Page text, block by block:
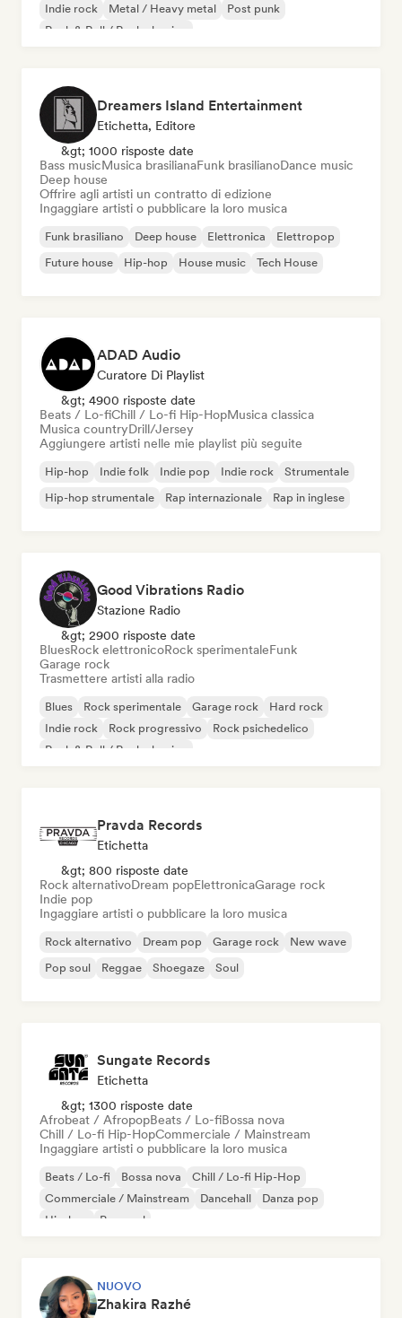
Indie rock
Metal / Heavy metal
Post punk
Rock & Roll / Rock classico
Dreamers Island Entertainment
Etichetta, Editore
&gt; 1000 risposte date
Bass musicMusica brasilianaFunk brasilianoDance music
Deep house
Offrire agli artisti un contratto di edizione
Ingaggiare artisti o pubblicare la loro musica
Funk brasiliano Deep house Elettronica
Elettropop
Future house
Hip-hop House music Tech House
ADAD Audio
Curatore Di Playlist
&gt; 4900 risposte date
Beats / Lo-fiChill / Lo-fi Hip-HopMusica classica
Musica countryDrill/Jersey
Aggiungere artisti nelle mie playlist più seguite
Hip-hop Indie folk Indie pop Indie rock
Strumentale
Hip-hop strumentale
Rap internazionale Rap in inglese
Good Vibrations Radio
Stazione Radio
&gt; 2900 risposte date
BluesRock elettronicoRock sperimentaleFunk
Garage rock
Trasmettere artisti alla radio
Blues Rock sperimentale Garage rock
Hard rock
Indie rock
Rock progressivo
Rock psichedelico
Rock & Roll / Rock classico
Pravda Records
Etichetta
&gt; 800 risposte date
Rock alternativoDream popElettronicaGarage rock
Indie pop
Ingaggiare artisti o pubblicare la loro musica
Rock alternativo Dream pop Garage rock
New wave
Pop soul
Reggae Shoegaze Soul
Sungate Records
Etichetta
&gt; 1300 risposte date
Afrobeat / AfropopBeats / Lo-fiBossa nova
Chill / Lo-fi Hip-HopCommerciale / Mainstream
Ingaggiare artisti o pubblicare la loro musica
Beats / Lo-fi Bossa nova
Chill / Lo-fi Hip-Hop
Commerciale / Mainstream
Dancehall
Danza pop
Hip-hop
Pop soul
NUOVO
Zhakira Razhé